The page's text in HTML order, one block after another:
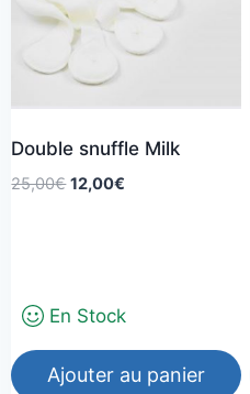
Double snuffle Milk
25,00€ Le
12,00€
En Stock
Ajouter au panier